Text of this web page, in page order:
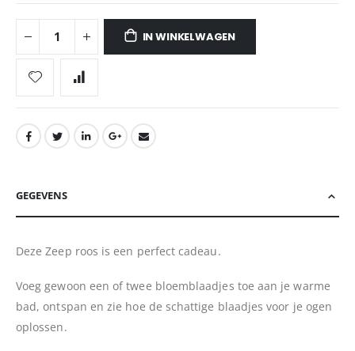
IN WINKELWAGEN
GEGEVENS
Deze Zeep roos is een perfect cadeau.
Voeg gewoon een of twee bloemblaadjes toe aan je warme
bad, ontspan en zie hoe de schattige blaadjes voor je ogen
oplossen.